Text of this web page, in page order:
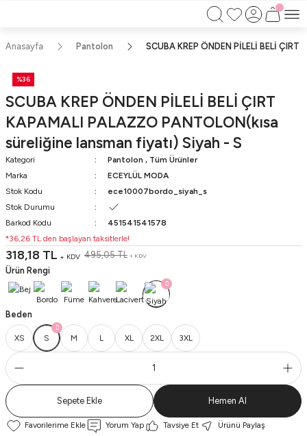
750TL ÜZERİ ALIŞVERİŞLERİNİZDE KARGO BEDAVA!!
Anasayfa Pantolon SCUBA KREP ÖNDEN PİLELİ BELİ
%36
SCUBA KREP ÖNDEN PİLELİ BELİ ÇIRT
KAPAMALI PALAZZO PANTOLON(kısa
süreliğine lansman fiyatı) Siyah - S
Kategori Pantolon , Tüm Ürünler
Marka
ECEYLÜL MODA
Stok Kodu
ece10007bordo_siyah_s
Stok Durumu
Barkod Kodu
451541541578
*36,26 TL den başlayan taksitlerle!
318,18 TL + KDV 495,05 TL + KDV
Ürün Rengi
Beden
XS S M L XL 2XL 3XL
Sepete Ekle Hemen Al
Yorum Yap Tavsiye Et
Ürünü Paylaş